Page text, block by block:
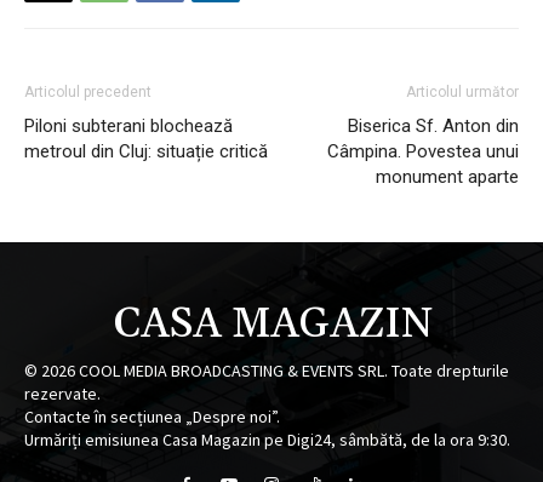
Articolul precedent
Piloni subterani blochează
metroul din Cluj: situație critică
Articolul următor
Biserica Sf. Anton din
Câmpina. Povestea unui
monument aparte
CASA MAGAZIN
© 2026COOL MEDIA BROADCASTING & EVENTS SRL. Toate drepturile
rezervate.
Contacte în secțiunea „Despre noi”.
Urmăriți emisiunea Casa Magazin pe Digi24, sâmbătă, de la ora 9:30.